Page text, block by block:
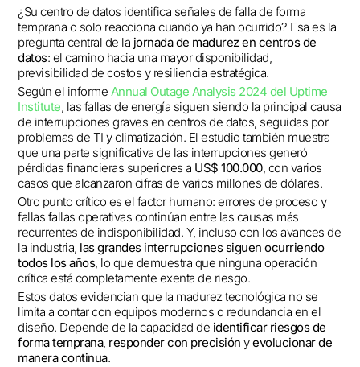
¿Su centro de datos identifica señales de falla de forma
temprana o solo reacciona cuando ya han ocurrido? Esa es la
pregunta central de la jornada de madurez en centros de
datos: el camino hacia una mayor disponibilidad,
previsibilidad de costos y resiliencia estratégica.
Según el informe Annual Outage Analysis 2024 del Uptime
Institute , las fallas de energía siguen siendo la principal causa
de interrupciones graves en centros de datos, seguidas por
problemas de TI y climatización. El estudio también muestra
que una parte significativa de las interrupciones generó
pérdidas financieras superiores a US$ 100.000, con varios
casos que alcanzaron cifras de varios millones de dólares.
Otro punto crítico es el factor humano: errores de proceso y
fallas fallas operativas continúan entre las causas más
recurrentes de indisponibilidad. Y, incluso con los avances de
la industria, las grandes interrupciones siguen ocurriendo
todos los años, lo que demuestra que ninguna operación
crítica está completamente exenta de riesgo.
Estos datos evidencian que la madurez tecnológica no se
limita a contar con equipos modernos o redundancia en el
diseño. Depende de la capacidad de identificar riesgos de
forma temprana, responder con precisión yevolucionar de
manera continua.